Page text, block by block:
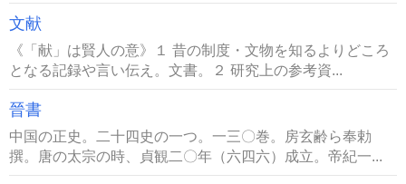
文献
《「献」は賢人の意》１ 昔の制度・文物を知るよりどころ
となる記録や言い伝え。文書。２ 研究上の参考資...
晉書
中国の正史。二十四史の一つ。一三〇巻。房玄齢ら奉勅
撰。唐の太宗の時、貞観二〇年（六四六）成立。帝紀一...